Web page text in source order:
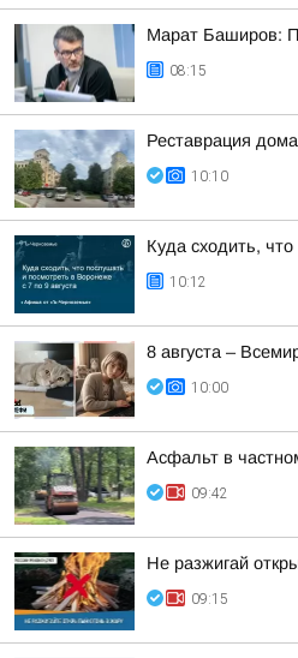
Марат Баширов:
08:15
Реставрация
10:10
Куда сходить,
10:12
8 августа –
10:00
Асфальт в
09:42
Не разжигай
09:15